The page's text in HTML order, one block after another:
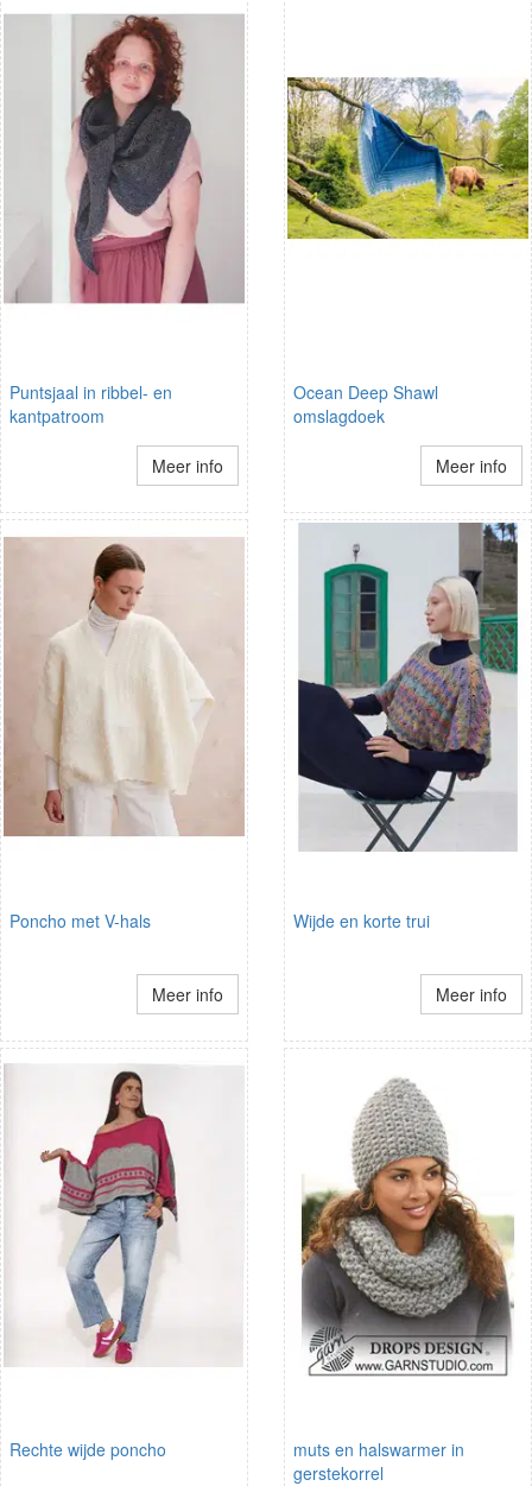
Puntsjaal in ribbel- en
kantpatroom
Meer info
Ocean Deep Shawl
omslagdoek
Meer info
Poncho met V-hals
Meer info
Wijde en korte trui
Meer info
Rechte wijde poncho
muts en halswarmer in
gerstekorrel